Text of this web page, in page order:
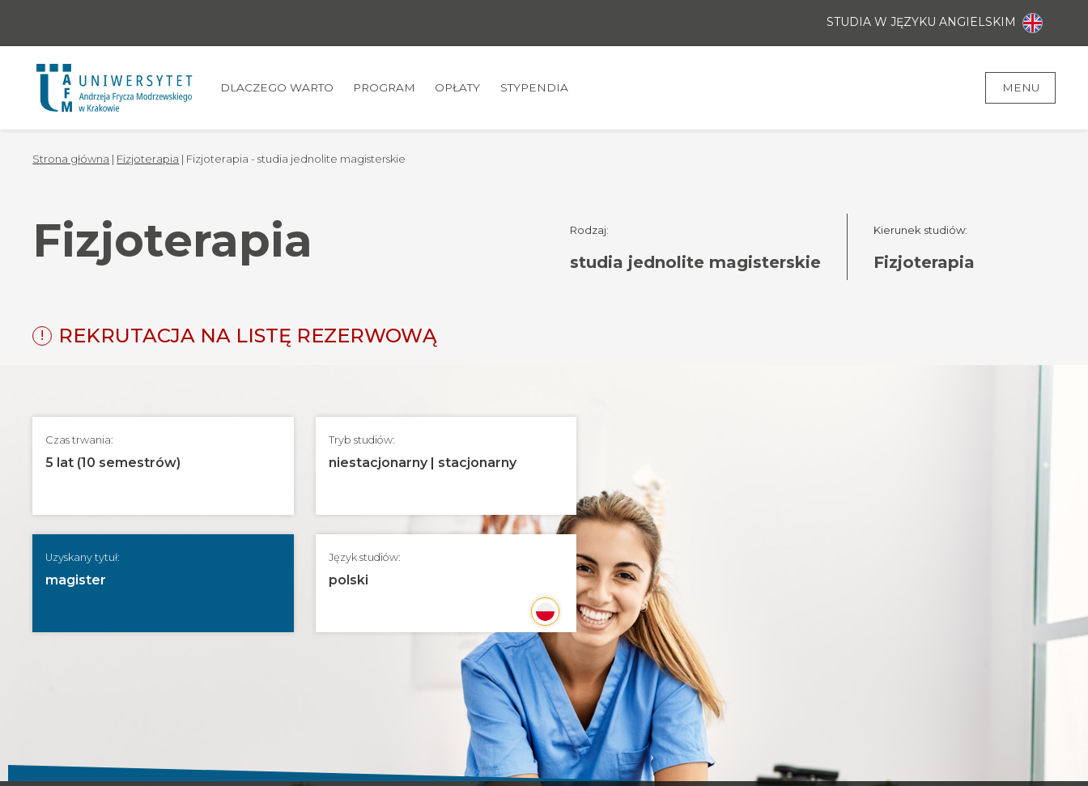
STUDIA W JĘZYKU ANGIELSKIM
DLACZEGO WARTO PROGRAM OPŁATY STYPENDIA MENU
Strona główna | Fizjoterapia | Fizjoterapia - studia jednolite magisterskie
Fizjoterapia Rodzaj:
studia jednolite magisterskie
Kierunek studiów:
Fizjoterapia
REKRUTACJA NA LISTĘ REZERWOWĄ
Czas trwania:
5 lat (10 semestrów)
Tryb studiów:
niestacjonarny | stacjonarny
Uzyskany tytuł:
magister
Język studiów:
polski